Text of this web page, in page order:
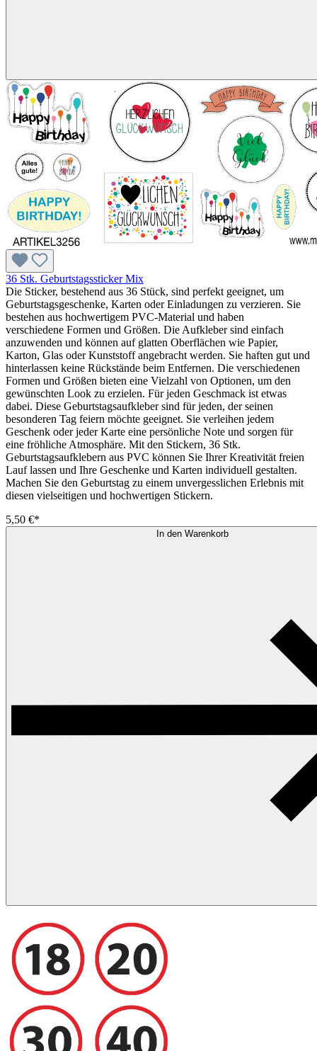
36 Stk. Geburtstagssticker Mix
Die Sticker, bestehend aus 36 Stück, sind perfekt geeignet, um
Geburtstagsgeschenke, Karten oder Einladungen zu verzieren. Sie
bestehen aus hochwertigem PVC-Material und haben
verschiedene Formen und Größen. Die Aufkleber sind einfach
anzuwenden und können auf glatten Oberflächen wie Papier,
Karton, Glas oder Kunststoff angebracht werden. Sie haften gut und
hinterlassen keine Rückstände beim Entfernen. Die verschiedenen
Formen und Größen bieten eine Vielzahl von Optionen, um den
gewünschten Look zu erzielen. Für jeden Geschmack ist etwas
dabei. Diese Geburtstagsaufkleber sind für jeden, der seinen
besonderen Tag feiern möchte geeignet. Sie verleihen jedem
Geschenk oder jeder Karte eine persönliche Note und sorgen für
eine fröhliche Atmosphäre. Mit den Stickern, 36 Stk.
Geburtstagsaufklebern aus PVC können Sie Ihrer Kreativität freien
Lauf lassen und Ihre Geschenke und Karten individuell gestalten.
Machen Sie den Geburtstag zu einem unvergesslichen Erlebnis mit
diesen vielseitigen und hochwertigen Stickern.
5,50 €*
In den Warenkorb